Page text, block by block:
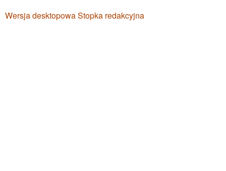
Wersja desktopowaStopka redakcyjna